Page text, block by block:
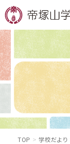
TOP 学校だより